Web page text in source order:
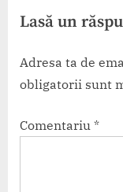
Lasă un
Adresa ta de
obligatorii sunt
Comentariu *